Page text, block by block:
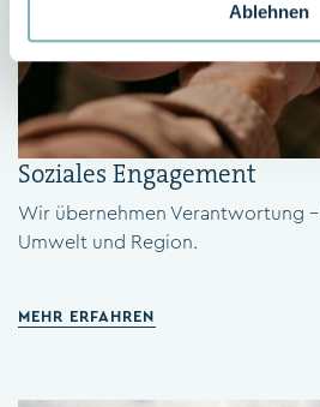
Ablehnen
Soziales Engagement
Wir übernehmen Verantwortung
Umwelt und Region.
MEHR ERFAHREN